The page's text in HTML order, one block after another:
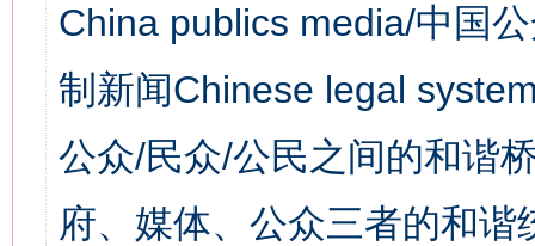
China publics media/中国
制新闻Chinese legal
公众/民众/公民之间的和谐
府、媒体、公众三者的和谐